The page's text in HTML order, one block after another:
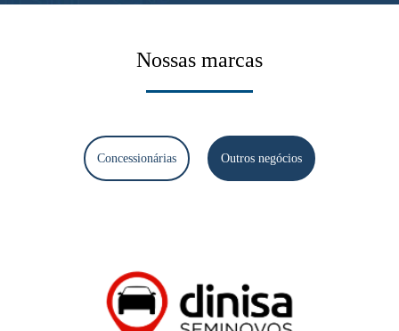
Nossas marcas
Concessionárias Outros negócios